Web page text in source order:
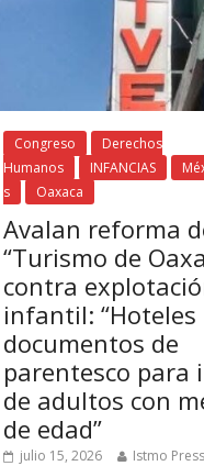
Congreso
Derechos
Humanos
INFANCIAS
s
Oaxaca
Avalan reforma
“Turismo de
contra
infantil: “Hoteles
documentos de
parentesco para
de adultos con
de edad”
julio 15, 2026 Istmo Press